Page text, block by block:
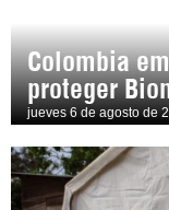
Colombia
proteger
jueves 6 de agosto de